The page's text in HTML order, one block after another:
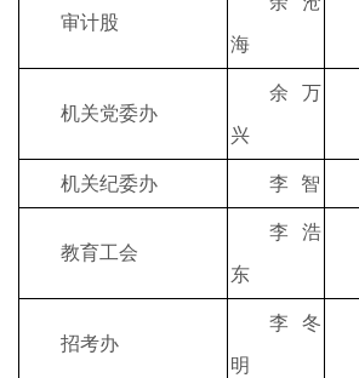
审计股
海
机关党委办
余万
兴
机关纪委办 李 智
教育工会
李浩
东
招考办
李冬
明